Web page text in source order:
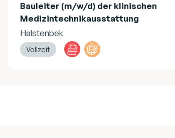
Bauleiter (m/w/d) der klinischen
Medizintechnikausstattung
Halstenbek
Vollzeit